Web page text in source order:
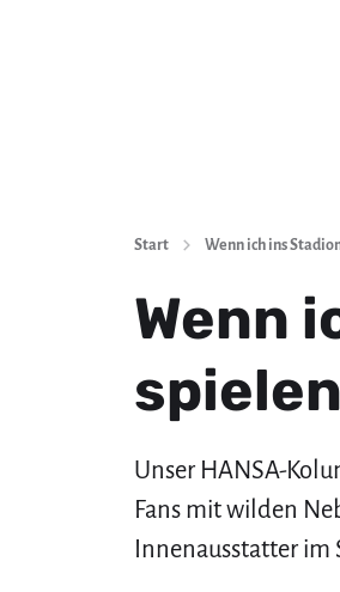
Start Wenn ich ins
Wenn
Unser HANSA-
Fans mit wilden
Innenausstatter